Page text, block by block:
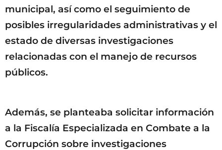
municipal, así como el seguimiento de
posibles irregularidades administrativas y el
estado de diversas investigaciones
relacionadas con el manejo de recursos
públicos.
Además, se planteaba solicitar información
a la Fiscalía Especializada en Combate a la
Corrupción sobre investigaciones